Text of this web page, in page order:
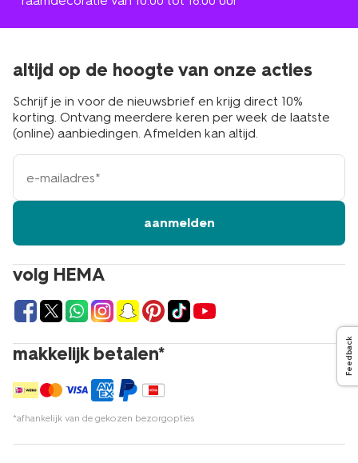
volg HEMA
makkelijk betalen*
*afhankelijk van de gekozen bezorgopties
altijd op de hoogte van onze acties
Schrijf je in voor de nieuwsbrief en krijg direct 10%
korting. Ontvang meerdere keren per week de laatste
(online) aanbiedingen. Afmelden kan altijd.
e-
mailadres
aanmelden
Feedback